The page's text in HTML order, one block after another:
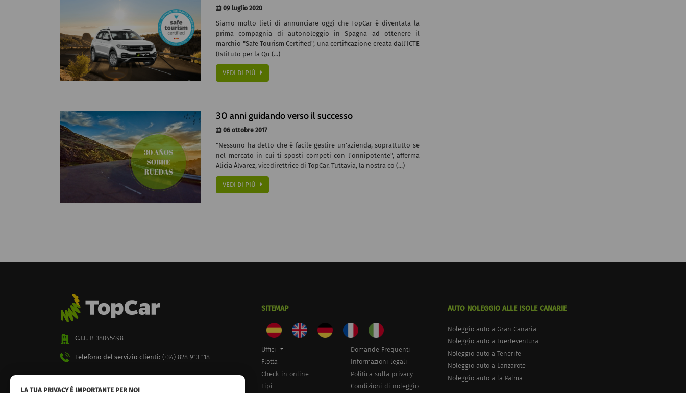
LA TUA PRIVACY È IMPORTANTE PER NOI
09 luglio 2020
Siamo molto lieti di annunciare oggi che TopCar è diventata la
prima compagnia di autonoleggio in Spagna ad ottenere il
marchio "Safe Tourism Certified", una certificazione creata dall'ICTE
(Istituto per la Qu (...)
VEDI DI PIÙ
30 anni guidando verso il successo
06 ottobre 2017
"Nessuno ha detto che è facile gestire un'azienda, soprattutto se
nel mercato in cui ti sposti competi con l'onnipotente", afferma
Alicia Álvarez, vicedirettrice di TopCar. Tuttavia, la nostra co (...)
VEDI DI PIÙ
C.I.F. B-38045498
Telefono del servizio clienti: (+34) 828 913 118
SITEMAP
Uffici
Flotta
Check-in online
Tipi
Domande Frequenti
Informazioni legali
Politica sulla privacy
Condizioni di noleggio
AUTO NOLEGGIO ALLE ISOLE CANARIE
Noleggio auto a Gran Canaria
Noleggio auto a Fuerteventura
Noleggio auto a Tenerife
Noleggio auto a Lanzarote
Noleggio auto a la Palma